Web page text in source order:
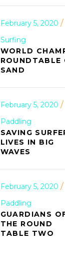
February 5, 2020
Surfing
WORLD
ROUNDTABLE
SAND
February 5, 2020
Paddling
SAVING
LIVES IN BIG
WAVES
February 5, 2020
Paddling
GUARDIANS
THE ROUND
TABLE TWO